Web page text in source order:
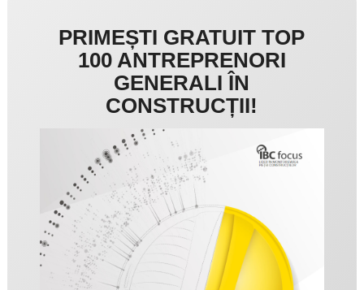
PRIMEȘTI GRATUIT TOP
100 ANTREPRENORI
GENERALI ÎN
CONSTRUCȚII!